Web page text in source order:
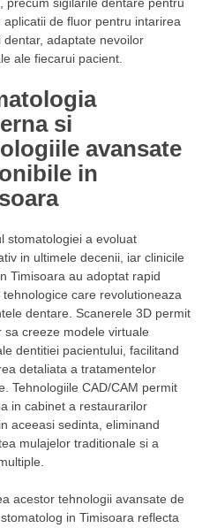
precum sigilarile dentare pentru
aplicatii de fluor pentru intarirea
dentar, adaptate nevoilor
ale fiecarui pacient.
si
avansate
in
stomatologiei a evoluat
in ultimele decenii, iar clinicile
Timisoara au adoptat rapid
tehnologice care revolutioneaza
dentare. Scanerele 3D permit
sa creeze modele virtuale
dentitiei pacientului, facilitand
detaliata a tratamentelor
Tehnologiile CAD/CAM permit
in cabinet a restaurarilor
aceeasi sedinta, eliminand
mulajelor traditionale si a
acestor tehnologii avansate de
in Timisoara reflecta